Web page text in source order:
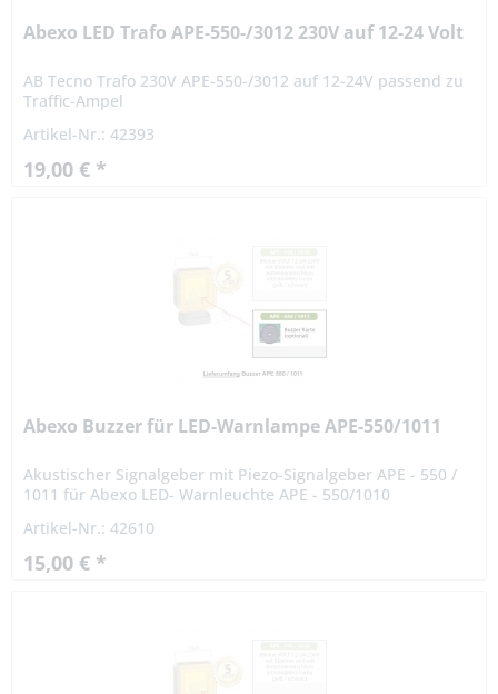
Abexo LED Trafo APE-550-/3012 230V auf 12-24 Volt
AB Tecno Trafo 230V APE-550-/3012 auf 12-24V passend zu
Traffic-Ampel
Artikel-Nr.: 42393
19,00 € *
Abexo Buzzer für LED-Warnlampe APE-550/1011
Akustischer Signalgeber mit Piezo-Signalgeber APE - 550 /
1011 für Abexo LED- Warnleuchte APE - 550/1010
Warnleuchte.
Artikel-Nr.: 42610
15,00 € *